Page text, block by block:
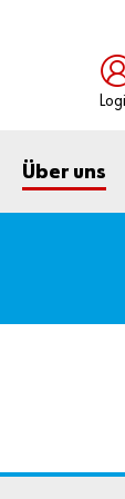
Über uns